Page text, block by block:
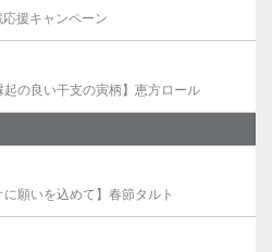
援キャンペーン
起の良い干支の寅柄】恵方ロール
願いを込めて】春節タルト